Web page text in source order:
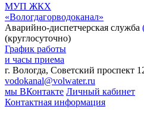
МУП ЖКХ
«Вологдагорводоканал»
Аварийно-диспетчерская служба
(круглосуточно)
График работы
и часы приема
г. Вологда, Советский проспект
vodokanal@volwater.ru
мы ВКонтакте Личный кабинет
Контактная информация